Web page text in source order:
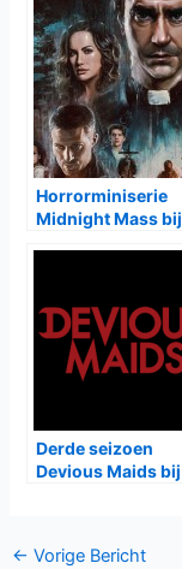
Horrorminiserie
Midnight Mass bij
Derde seizoen
Devious Maids bij
Bericht
← Vorige Bericht